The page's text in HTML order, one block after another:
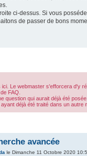
ci-dessus. Si vous
de passer de bons
Le webmaster s'efforcera d'y
FAQ.
question qui aurait déjà été posée.
déjà été traité dans un
avancée
le Dimanche 11 Octobre 2020